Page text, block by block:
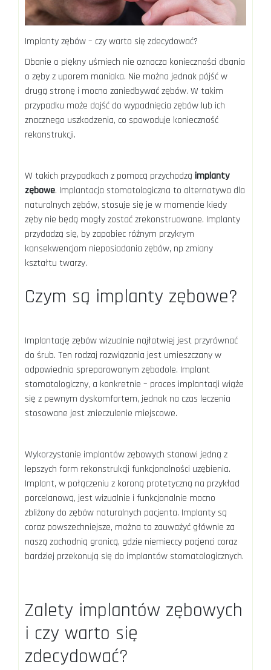
Implanty zębów – czy warto się zdecydować?
Dbanie o piękny uśmiech nie oznacza konieczności dbania
o zęby z uporem maniaka. Nie można jednak pójść w
drugą stronę i mocno zaniedbywać zębów. W takim
przypadku może dojść do wypadnięcia zębów lub ich
znacznego uszkodzenia, co spowoduje konieczność
rekonstrukcji.
W takich przypadkach z pomocą przychodzą implanty
zębowe. Implantacja stomatologiczna to alternatywa dla
naturalnych zębów, stosuje się je w momencie kiedy
zęby nie będą mogły zostać zrekonstruowane. Implanty
przydadzą się, by zapobiec różnym przykrym
konsekwencjom nieposiadania zębów, np zmiany
kształtu twarzy.
Czym są implanty zębowe?
Implantację zębów wizualnie najłatwiej jest przyrównać
do śrub. Ten rodzaj rozwiązania jest umieszczany w
odpowiednio spreparowanym zębodole. Implant
stomatologiczny, a konkretnie – proces implantacji wiąże
się z pewnym dyskomfortem, jednak na czas leczenia
stosowane jest znieczulenie miejscowe.
Wykorzystanie implantów zębowych stanowi jedną z
lepszych form rekonstrukcji funkcjonalności uzębienia.
Implant, w połączeniu z koroną protetyczną na przykład
porcelanową, jest wizualnie i funkcjonalnie mocno
zbliżony do zębów naturalnych pacjenta. Implanty są
coraz powszechniejsze, można to zauważyć głównie za
naszą zachodnią granicą, gdzie niemieccy pacjenci coraz
bardziej przekonują się do implantów stomatologicznych.
Zalety implantów zębowych
i czy warto się
zdecydować?